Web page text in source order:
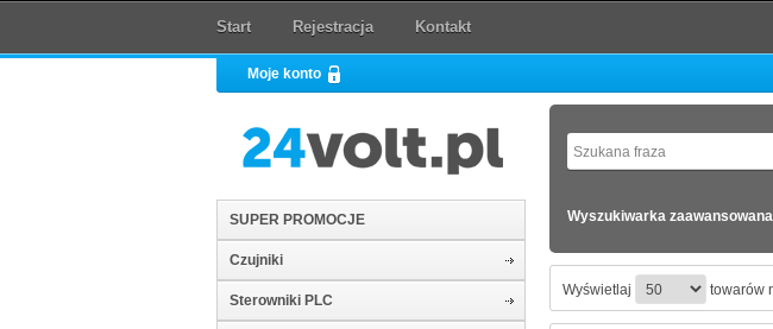
Start Rejestracja Kontakt
Moje konto
SUPER PROMOCJE
Czujniki
Sterowniki PLC
Wyszukiwarka zaawansowana
Wyświetlaj towarów